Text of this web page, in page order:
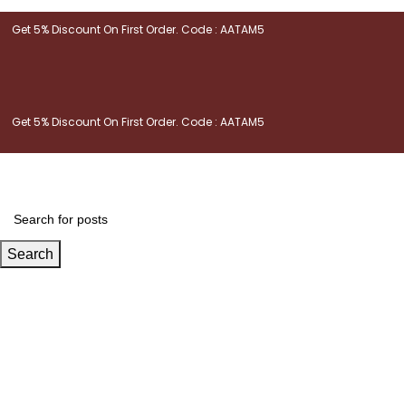
Get 5% Discount On First Order. Code : AATAM5
Get 5% Discount On First Order. Code : AATAM5
Search